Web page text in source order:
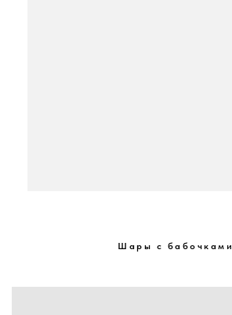
Шары с бабочками